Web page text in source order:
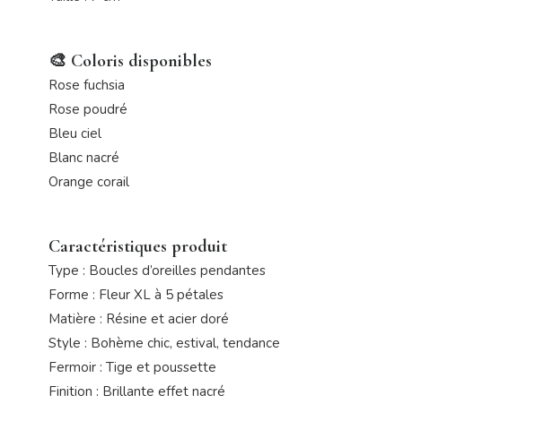
🎨 Coloris disponibles
Rose fuchsia
Rose poudré
Bleu ciel
Blanc nacré
Orange corail
Caractéristiques produit
Type : Boucles d’oreilles pendantes
Forme : Fleur XL à 5 pétales
Matière : Résine et acier doré
Style : Bohème chic, estival, tendance
Fermoir : Tige et poussette
Finition : Brillante effet nacré